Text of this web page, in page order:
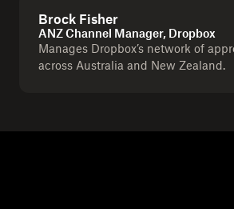
Brock Fisher
ANZ Channel Manager, Dropbox
Manages Dropbox’s network of
across Australia and New Zealand.